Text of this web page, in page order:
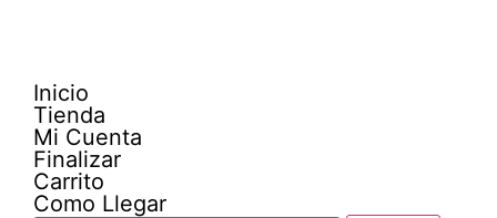
Inicio
Tienda
Mi Cuenta
Finalizar
Carrito
Como Llegar